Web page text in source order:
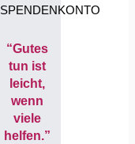
SPENDENKONTO
“Gutes
tun ist
leicht,
wenn
viele
helfen.”